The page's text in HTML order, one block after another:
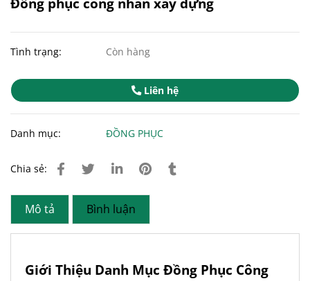
Tình trạng: Còn hàng
Liên hệ
Danh mục: ĐỒNG PHỤC
Chia sẻ:
Mô tả Bình luận
Giới Thiệu Danh Mục Đồng Phục Công